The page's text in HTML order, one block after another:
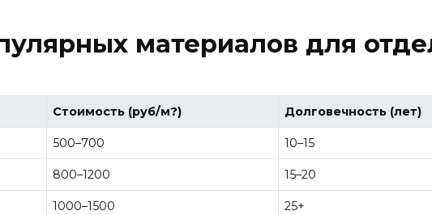
материалов для
Стоимость (руб/м?) Долговечность (лет)
500–700 10–15
800–1200 15–20
1000–1500 25+